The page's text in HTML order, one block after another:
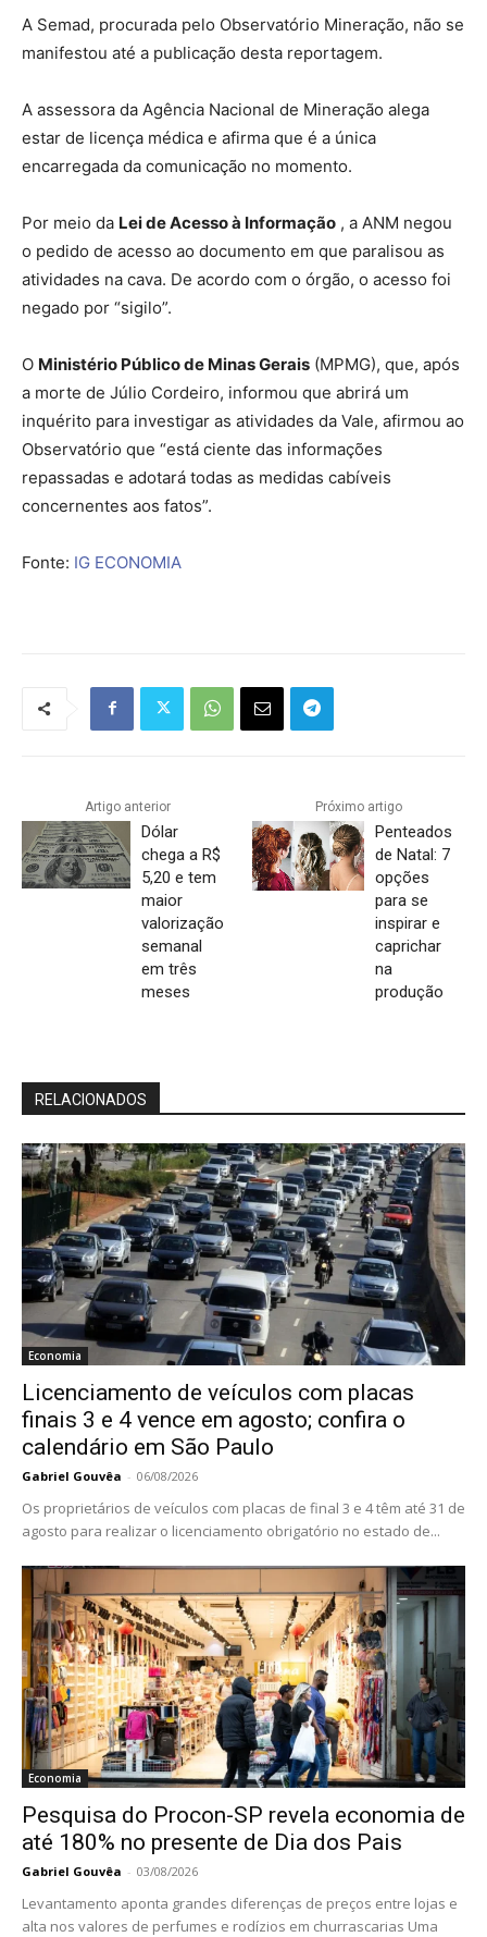
A Semad, procurada pelo Observatório Mineração, não se
manifestou até a publicação desta reportagem.
A assessora da Agência Nacional de Mineração alega
estar de licença médica e afirma que é a única
encarregada da comunicação no momento.
Por meio da Lei de Acesso à Informação , a ANM negou
o pedido de acesso ao documento em que paralisou as
atividades na cava. De acordo com o órgão, o acesso foi
negado por “sigilo”.
O Ministério Público de Minas Gerais (MPMG), que, após
a morte de Júlio Cordeiro, informou que abrirá um
inquérito para investigar as atividades da Vale, afirmou ao
Observatório que “está ciente das informações
repassadas e adotará todas as medidas cabíveis
concernentes aos fatos”.
Fonte: IG ECONOMIA
Artigo anterior
Dólar
chega a R$
5,20 e tem
maior
valorização
semanal
em três
meses
Próximo artigo
Penteados
de Natal: 7
opções
para se
inspirar e
caprichar
na
produção
RELACIONADOS
Economia
Licenciamento de veículos com placas
finais 3 e 4 vence em agosto; confira o
calendário em São Paulo
Gabriel Gouvêa - 06/08/2026
Os proprietários de veículos com placas de final 3 e 4 têm até 31 de
agosto para realizar o licenciamento obrigatório no estado de...
Economia
Pesquisa do Procon-SP revela economia de
até 180% no presente de Dia dos Pais
Gabriel Gouvêa - 03/08/2026
Levantamento aponta grandes diferenças de preços entre lojas e
alta nos valores de perfumes e rodízios em churrascarias Uma